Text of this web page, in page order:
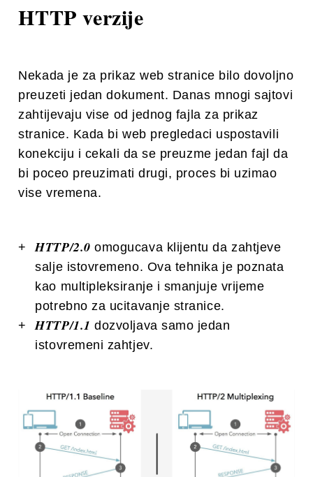
HTTP verzije
Nekada je za prikaz web stranice bilo dovoljno
preuzeti jedan dokument. Danas mnogi sajtovi
zahtijevaju vise od jednog fajla za prikaz
stranice. Kada bi web pregledaci uspostavili
konekciju i cekali da se preuzme jedan fajl da
bi poceo preuzimati drugi, proces bi uzimao
vise vremena.
HTTP/2.0 omogucava klijentu da zahtjeve
salje istovremeno. Ova tehnika je poznata
kao multipleksiranje i smanjuje vrijeme
potrebno za ucitavanje stranice.
HTTP/1.1 dozvoljava samo jedan
istovremeni zahtjev.